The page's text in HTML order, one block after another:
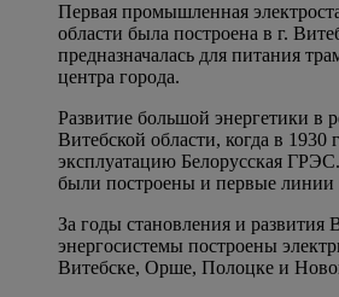
Первая промышленная
области была построена в г.
предназначалась для питания
центра города.
Развитие большой энергетики в
Витебской области, когда в
эксплуатацию Белорусская
были построены и первые линии
За годы становления и развития
энергосистемы построены
Витебске, Орше, Полоцке и